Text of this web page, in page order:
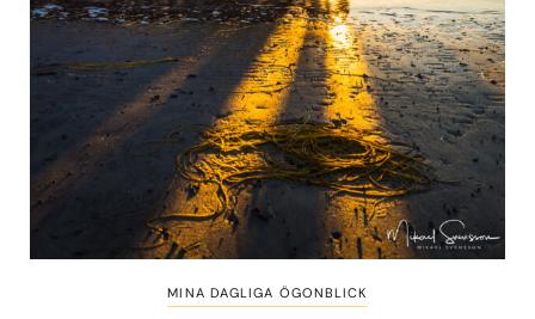
MINA DAGLIGA ÖGONBLICK